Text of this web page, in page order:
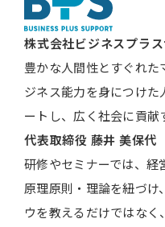
株式会社ビジネスプラ
豊かな人間性とすぐれ
ジネス能力を身につけ
ートし、広く社会に貢献
代表取締役 藤井 美保代
研修やセミナーでは、経
原理原則・理論を紐づけ
ウを教えるだけではな